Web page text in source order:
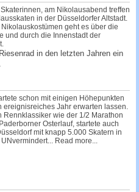
am Nikolausabend treffen
in der Düsseldorfer Altstadt.
geht es über die
und durch die Innenstadt der
in den letzten Jahren ein
schon mit einigen Höhepunkten
ereignisreiches Jahr erwarten lassen.
Rennklassiker wie der 1/2 Marathon
Osterlauf, startete auch
mit knapp 5.000 Skatern in
Read more...